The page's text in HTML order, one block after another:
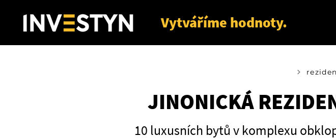
Vytváříme hodnoty.
JINONICKÁ
10 luxusních bytů v komplexu